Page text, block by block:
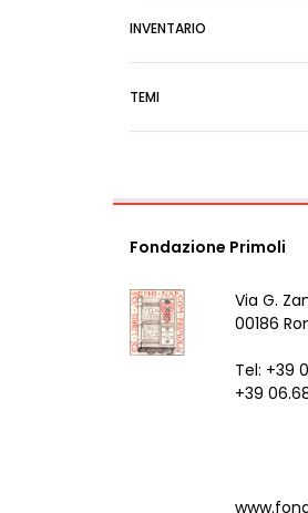
INVENTARIO
TEMI
Fondazione Primoli
Via G.
00186
Tel: +39
+39